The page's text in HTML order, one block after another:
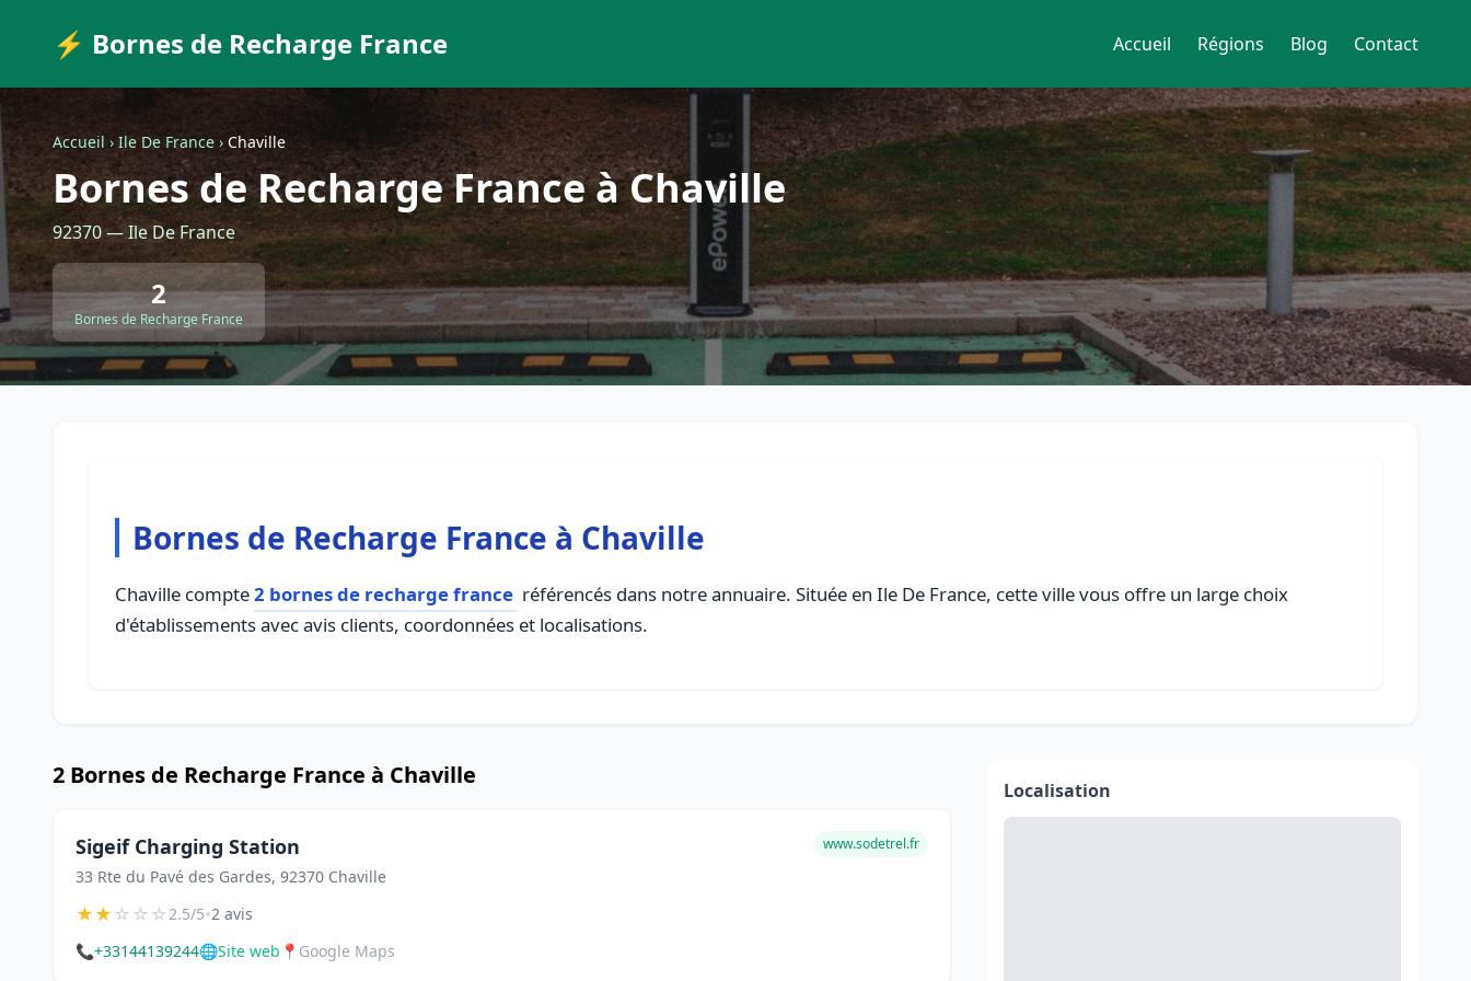
⚡ Bornes de Recharge France Accueil Régions Blog Contact
Accueil › Ile De France › Chaville
Bornes de Recharge France à Chaville
92370 — Ile De France
2
Bornes de Recharge France
Bornes de Recharge France à Chaville
Chaville compte2 bornes de recharge france référencés dans notre annuaire. Située en Ile De France, cette ville vous offre un large choix
d'établissements avec avis clients, coordonnées et localisations.
2 Bornes de Recharge France à Chaville
Sigeif Charging Station
33 Rte du Pavé des Gardes, 92370 Chaville
www.sodetrel.fr
★★☆☆☆2.5/5•2 avis
📞+33144139244🌐Site web 📍 Google Maps
Localisation